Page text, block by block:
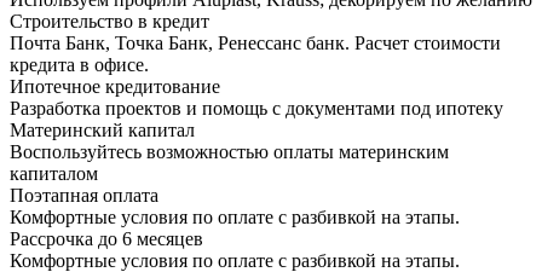
Строительство в кредит
Почта Банк, Точка Банк, Ренессанс банк. Расчет стоимости
кредита в офисе.
Ипотечное кредитование
Разработка проектов и помощь с документами под ипотеку
Материнский капитал
Воспользуйтесь возможностью оплаты материнским
капиталом
Поэтапная оплата
Комфортные условия по оплате с разбивкой на этапы.
Рассрочка до 6 месяцев
Комфортные условия по оплате с разбивкой на этапы.